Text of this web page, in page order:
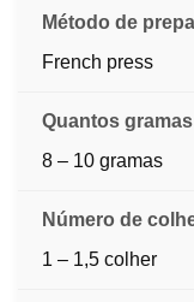
French press
8 – 10 gramas
1 – 1,5 colher